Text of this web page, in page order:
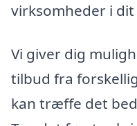
virksomheder i
Vi giver dig
tilbud fra
kan træffe det